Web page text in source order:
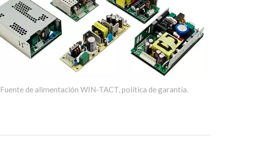
Fuente de alimentación WIN-TACT, política de garantía.